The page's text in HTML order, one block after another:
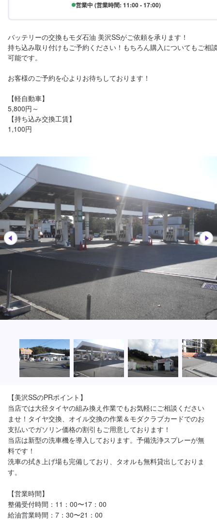
営業中 (営業時間: 11:00 - 17:00)
バッテリーの交換もモダ石油 美沢SSがご依頼を承ります！
持ち込み取り付けもご予約ください！もちろん購入についてもご相
可能です。
お客様のご予約を心よりお待ちしております！
【軽自動車】
5,800円～
【持ち込み交換工賃】
1,100円
【美沢SSのPRポイント】
当店では大径タイヤの組み換え作業でもお気軽にご相談ください
ませ！タイヤ交換、オイル交換の作業＆モダクラブカードでのお
支払いでガソリン価格の割引もご用意しております！
当店は新型の洗車機を導入しております。予備洗浄スプレーが無
料です！
洗車の拭き上げ場も完備しており、タオルも無料貸出しておりま
す。
【営業時間】
整備受付時間：11：00〜17：00
給油営業時間：7：30〜21：00